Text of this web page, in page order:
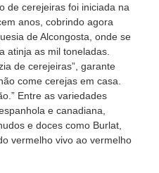
de cerejeiras foi iniciada na
anos, cobrindo agora
de Alcongosta, onde se
atinja as mil toneladas.
de cerejeiras”, garante
come cerejas em casa.
Entre as variedades
e canadiana,
e doces como Burlat,
vermelho vivo ao vermelho